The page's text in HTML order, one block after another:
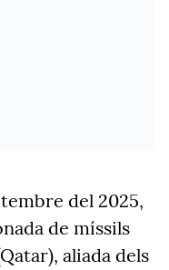
del 2025,
de míssils
aliada dels